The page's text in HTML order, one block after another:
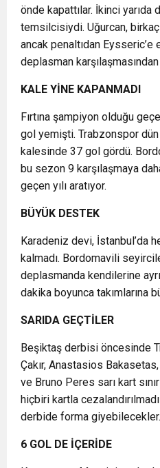
önde kapattılar. İkinci yarıda
temsilcisiydi. Uğurcan, birkaç
ancak penaltıdan Eysseric’e
deplasman
KALE YİNE KAPANMADI
Fırtına şampiyon olduğu
gol yemişti. Trabzonspor
kalesinde 37 gol gördü.
bu sezon 9 karşılaşmaya
geçen yılı aratıyor.
BÜYÜK DESTEK
Karadeniz devi, İstanbul’da
kalmadı. Bordomavili
deplasmanda kendilerine
dakika boyunca takımlarına
SARIDA GEÇTİLER
Beşiktaş derbisi öncesinde
Çakır, Anastasios
ve Bruno Peres sarı kart
hiçbiri kartla
derbide forma giyebilecekler.
6 GOL DE İÇERİDE